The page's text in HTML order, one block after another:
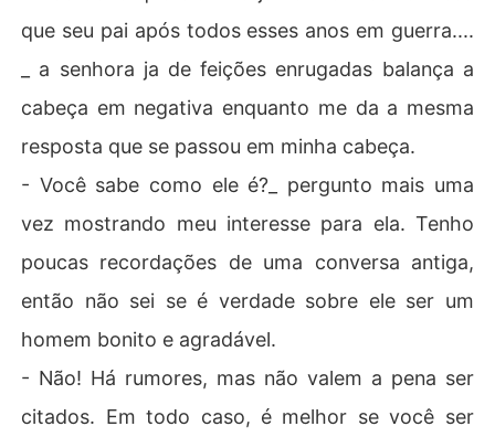
que seu pai após todos esses anos em guerra....
_ a senhora ja de feições enrugadas balança a
cabeça em negativa enquanto me da a mesma
resposta que se passou em minha cabeça.
- Você sabe como ele é?_ pergunto mais uma
vez mostrando meu interesse para ela. Tenho
poucas recordações de uma conversa antiga,
então não sei se é verdade sobre ele ser um
homem bonito e agradável.
- Não! Há rumores, mas não valem a pena ser
citados. Em todo caso, é melhor se você ser